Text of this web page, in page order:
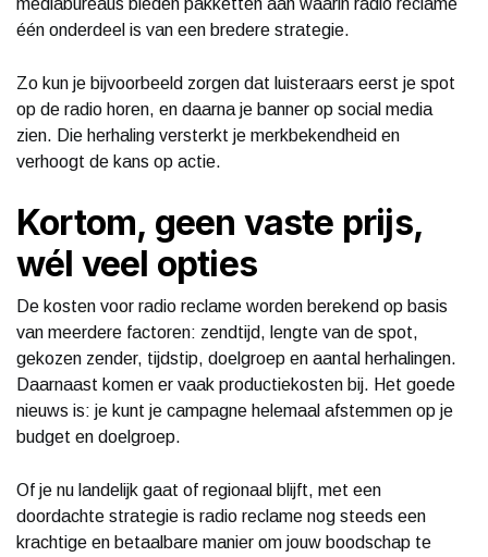
één onderdeel is van een bredere strategie.
Zo kun je bijvoorbeeld zorgen dat luisteraars eerst je spot
op de radio horen, en daarna je banner op social media
zien. Die herhaling versterkt je merkbekendheid en
verhoogt de kans op actie.
Kortom, geen vaste prijs,
wél veel opties
De kosten voor radio reclame worden berekend op basis
van meerdere factoren: zendtijd, lengte van de spot,
gekozen zender, tijdstip, doelgroep en aantal herhalingen.
Daarnaast komen er vaak productiekosten bij. Het goede
nieuws is: je kunt je campagne helemaal afstemmen op je
budget en doelgroep.
Of je nu landelijk gaat of regionaal blijft, met een
doordachte strategie is radio reclame nog steeds een
krachtige en betaalbare manier om jouw boodschap te